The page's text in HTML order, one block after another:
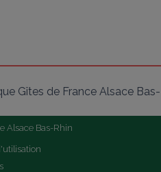
Gîtes de France Alsace
Alsace Bas-Rhin